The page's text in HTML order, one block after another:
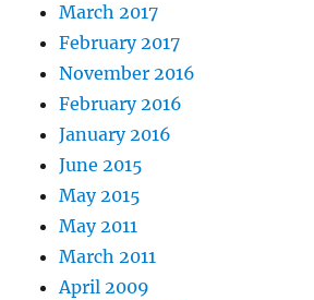
March 2017
February 2017
November 2016
February 2016
January 2016
June 2015
May 2015
May 2011
March 2011
April 2009